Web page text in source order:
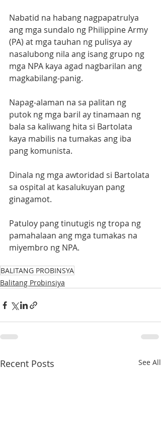
Nabatid na habang nagpapatrulya
ang mga sundalo ng Philippine Army
(PA) at mga tauhan ng pulisya ay
nasalubong nila ang isang grupo ng
mga NPA kaya agad nagbarilan ang
magkabilang-panig.
Napag-alaman na sa palitan ng
putok ng mga baril ay tinamaan ng
bala sa kaliwang hita si Bartolata
kaya mabilis na tumakas ang iba
pang komunista.
Dinala ng mga awtoridad si Bartolata
sa ospital at kasalukuyan pang
ginagamot.
Patuloy pang tinutugis ng tropa ng
pamahalaan ang mga tumakas na
miyembro ng NPA.
BALITANG PROBINSYA
Balitang Probinsiya
Recent Posts See All